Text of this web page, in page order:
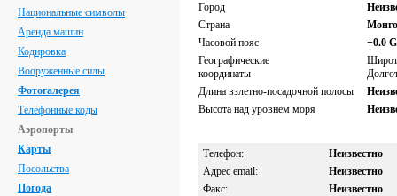
Национальные символы
Аренда машин
Кодировка
Вооруженные силы
Фотогалерея
Телефонные коды
Аэропорты
Карты
Посольства
Погода
Город
Страна
Часовой пояс
+0.0
Географические
координаты
Длина взлетно-посадочной полосы
Высота над уровнем моря
Телефон:
Неизвестно
Адрес email:
Неизвестно
Факс:
Неизвестно